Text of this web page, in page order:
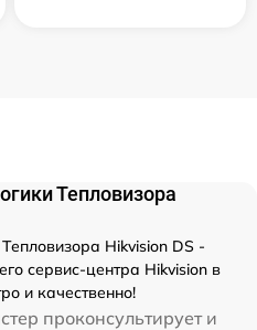
Тепловизора
Hikvision DS -
сервис-центра Hikvision в
и качественно!
проконсультирует и